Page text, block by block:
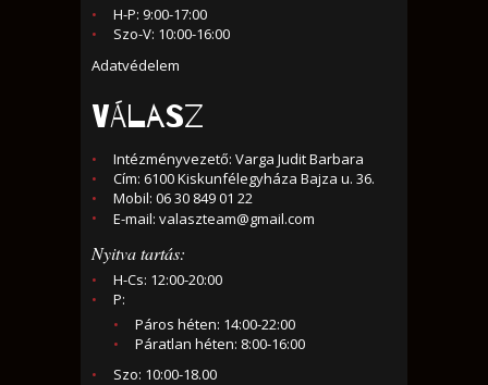
H-P: 9:00-17:00
Szo-V: 10:00-16:00
Adatvédelem
VÁLASZ
Intézményvezető: Varga Judit Barbara
Cím: 6100 Kiskunfélegyháza Bajza u. 36.
Mobil: 06 30 849 01 22
E-mail: valaszteam@gmail.com
Nyitva tartás:
H-Cs: 12:00-20:00
P:
Páros héten: 14:00-22:00
Páratlan héten: 8:00-16:00
Szo: 10:00-18.00